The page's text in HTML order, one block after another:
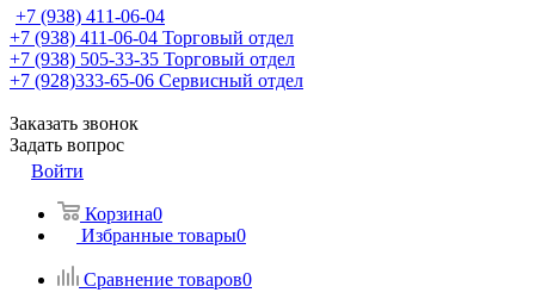
+7 (938) 411-06-04
+7 (938) 411-06-04 Торговый отдел
+7 (938) 505-33-35 Торговый отдел
+7 (928)333-65-06 Сервисный отдел
Заказать звонок
Задать вопрос
Войти
Корзина0
Избранные товары0
Сравнение товаров0